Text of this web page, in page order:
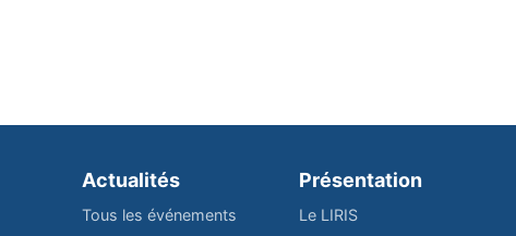
Actualités
Tous les événements
Présentation
Le LIRIS